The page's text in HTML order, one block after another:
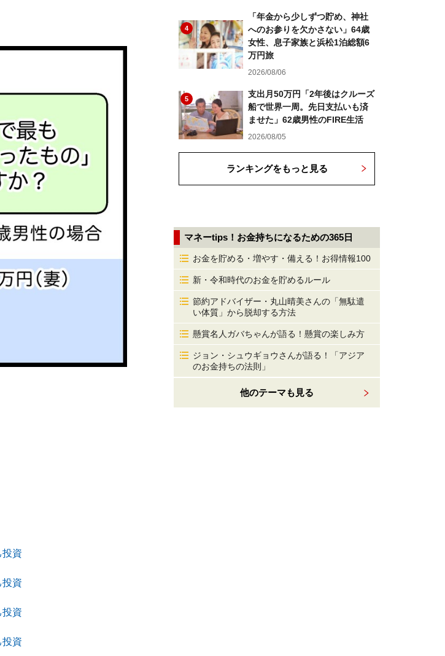
4
「年金から少しずつ貯め、神社
へのお参りを欠かさない」64歳
女性、息子家族と浜松1泊総額6
万円旅
2026/08/06
5
支出月50万円「2年後はクルーズ
船で世界一周。先日支払いも済
ませた」62歳男性のFIRE生活
2026/08/05
ランキングをもっと見る
マネーtips！お金持ちになるための365日
お金を貯める・増やす・備える！お得情報100
新・令和時代のお金を貯めるルール
節約アドバイザー・丸山晴美さんの「無駄遣
い体質」から脱却する方法
懸賞名人ガバちゃんが語る！懸賞の楽しみ方
ジョン・シュウギョウさんが語る！「アジア
のお金持ちの法則」
他のテーマも見る